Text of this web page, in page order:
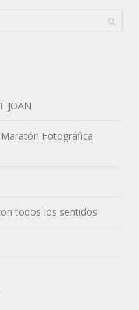
JOAN
Fotográfica
todos los sentidos